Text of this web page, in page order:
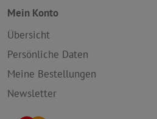
Mein Konto
Übersicht
Persönliche Daten
Meine Bestellungen
Newsletter